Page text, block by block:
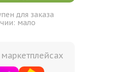
для заказа
мало